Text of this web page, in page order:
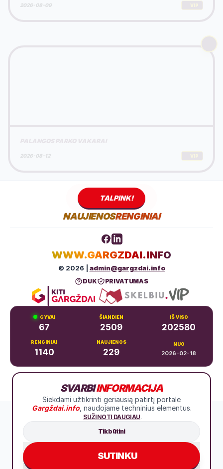
2026-08-09
2026-08-12
TALPINK!
NAUJIENOSRENGINIAI
WWW.GARGZDAI.INFO
© 2026 | admin@gargzdai.info
DUK PRIVATUMAS
GYVAI
67
ŠIANDIEN
2509
IŠ VISO
202580
RENGINIAI
1140
NAUJIENOS
229
NUO
2026-02-18
+370 683 99766
SVARBIINFORMACIJA
Siekdami užtikrinti geriausią patirtį portale
Gargždai.info, naudojame techninius elementus.
SUŽINOTI DAUGIAU.
Tik būtini
SUTINKU